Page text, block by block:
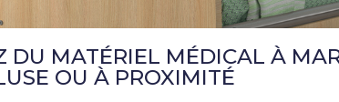
DU MATÉRIEL MÉDICAL À
OU À PROXIMITÉ